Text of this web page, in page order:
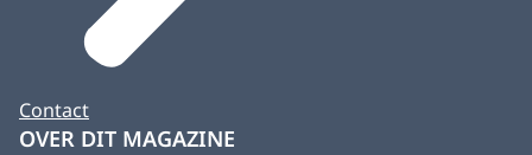
Contact
OVER DIT MAGAZINE